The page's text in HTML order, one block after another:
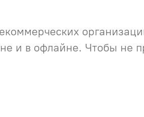
и в офлайне. Чтобы не